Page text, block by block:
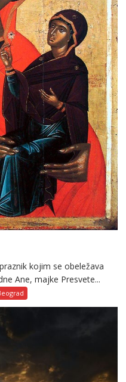
kojim se obeležava
Ane, majke Presvete...